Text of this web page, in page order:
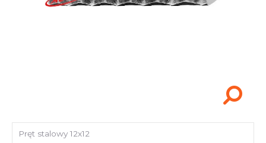
Pręt stalowy 12x12